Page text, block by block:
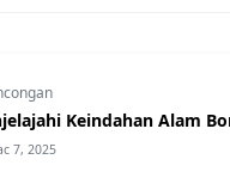
Keindahan Alam
7, 2025